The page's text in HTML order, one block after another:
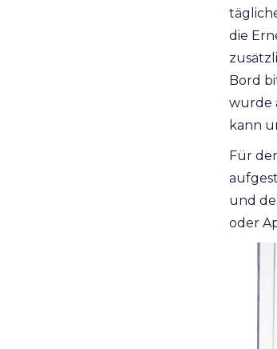
die
Bord
wurde
kann
Für
und
oder